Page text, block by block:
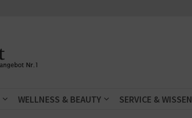
WELLNESS & BEAUTY SERVICE & WISSEN